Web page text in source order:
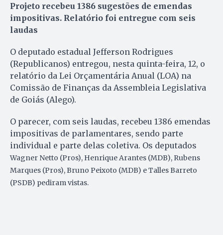
Projeto recebeu 1386 sugestões de emendas
impositivas. Relatório foi entregue com seis
laudas
O deputado estadual Jefferson Rodrigues
(Republicanos) entregou, nesta quinta-feira, 12, o
relatório da Lei Orçamentária Anual (LOA) na
Comissão de Finanças da Assembleia Legislativa
de Goiás (Alego).
O parecer, com seis laudas, recebeu 1386 emendas
impositivas de parlamentares, sendo parte
individual e parte delas coletiva. Os deputados
Wagner Netto (Pros), Henrique Arantes (MDB), Rubens
Marques (Pros), Bruno Peixoto (MDB) e Talles Barreto
(PSDB) pediram vistas.